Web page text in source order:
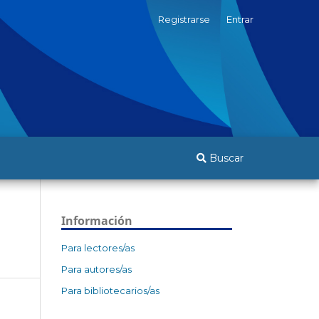
Buscar
Registrarse Entrar
Información
Para lectores/as
Para autores/as
Para bibliotecarios/as